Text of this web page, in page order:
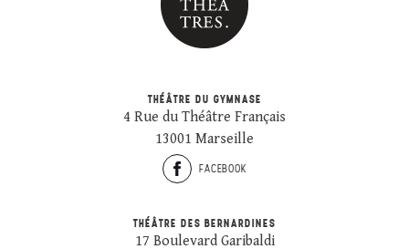
THÉÂTRE DU GYMNASE
4 Rue du Théâtre Français
13001 Marseille
FACEBOOK
THÉÂTRE DES BERNARDINES
17 Boulevard Garibaldi